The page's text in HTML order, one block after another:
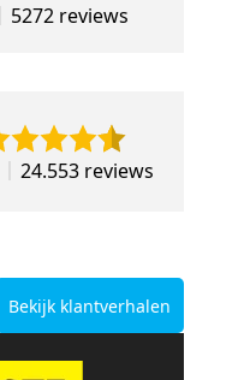
5272 reviews
24.553 reviews
Bekijk klantverhalen